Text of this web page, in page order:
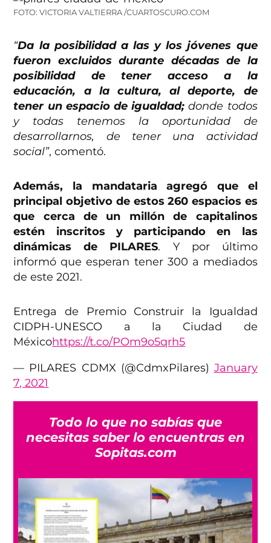
FOTO: VICTORIA VALTIERRA /CUARTOSCURO.COM
“Da la posibilidad a las y los jóvenes que
fueron excluidos durante décadas de la
posibilidad de tener acceso a la
educación, a la cultura, al deporte, de
tener un espacio de igualdad; donde todos
y todas tenemos la oportunidad de
desarrollarnos, de tener una actividad
social”, comentó.
Además, la mandataria agregó que el
principal objetivo de estos 260 espacios es
que cerca de un millón de capitalinos
estén inscritos y participando en las
dinámicas de PILARES. Y por último
informó que esperan tener 300 a mediados
de este 2021.
Entrega de Premio Construir la Igualdad
CIDPH-UNESCO a la Ciudad de
Méxicohttps://t.co/POm9o5qrh5
— PILARES CDMX (@CdmxPilares) January
7, 2021
Todo lo que no sabías que
necesitas saber lo encuentras en
Sopitas.com